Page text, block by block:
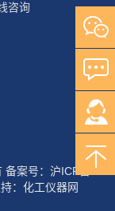
咨询
备案号：沪ICP备
： 化工仪器网